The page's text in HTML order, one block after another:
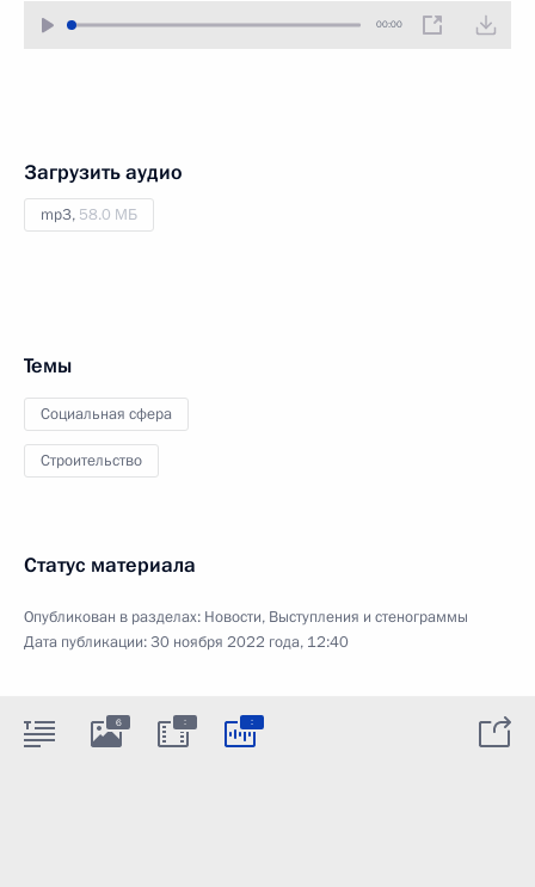
00:00
Загрузить аудио
mp3, 58.0 МБ
Темы
Социальная сфера
Строительство
Статус материала
Опубликован в разделах: Новости, Выступления и стенограммы
Дата публикации:30 ноября 2022 года, 12:40
6 : :